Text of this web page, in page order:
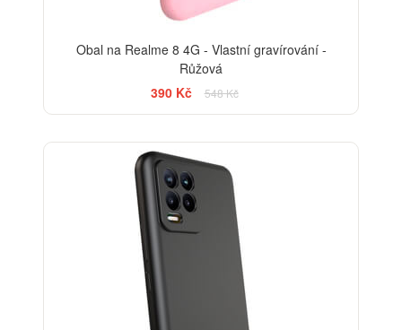
Obal na Realme 8 4G - Vlastní gravírování -
Růžová
390 Kč
548 Kč